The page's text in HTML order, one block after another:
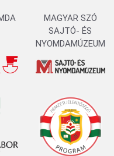
MAGYAR SZÓ
SAJTÓ- ÉS
NYOMDAMÚZEUM